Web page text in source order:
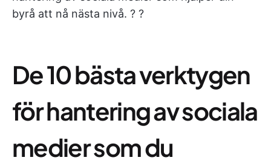
byrå att nå nästa nivå. ? ?
De 10 bästa verktygen
för hantering av sociala
medier som du